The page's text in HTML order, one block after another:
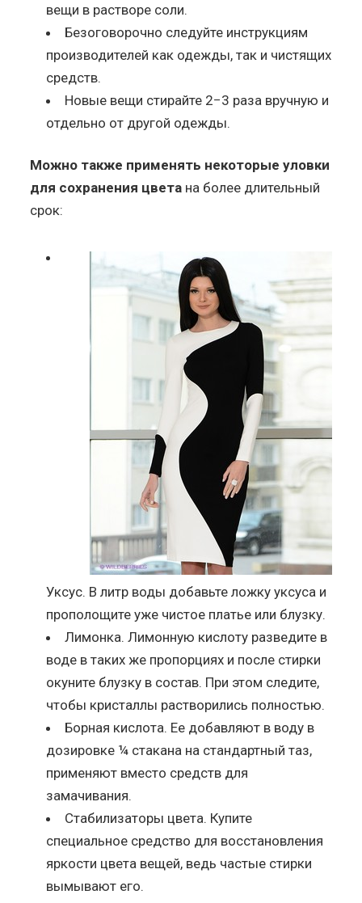
вещи в растворе соли.
Безоговорочно следуйте инструкциям
производителей как одежды, так и чистящих
средств.
Новые вещи стирайте 2−3 раза вручную и
отдельно от другой одежды.
Можно также применять некоторые уловки
для сохранения цвета на более длительный
срок:
Уксус. В литр воды добавьте ложку уксуса и
прополощите уже чистое платье или блузку.
Лимонка. Лимонную кислоту разведите в
воде в таких же пропорциях и после стирки
окуните блузку в состав. При этом следите,
чтобы кристаллы растворились полностью.
Борная кислота. Ее добавляют в воду в
дозировке ¼ стакана на стандартный таз,
применяют вместо средств для
замачивания.
Стабилизаторы цвета. Купите
специальное средство для восстановления
яркости цвета вещей, ведь частые стирки
вымывают его.